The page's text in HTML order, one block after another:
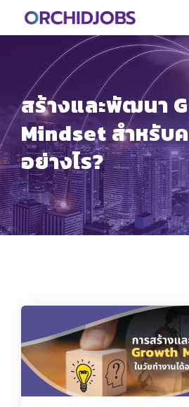
สร้างและพัฒนา
Mindset สำหรับ
อย่างไร?